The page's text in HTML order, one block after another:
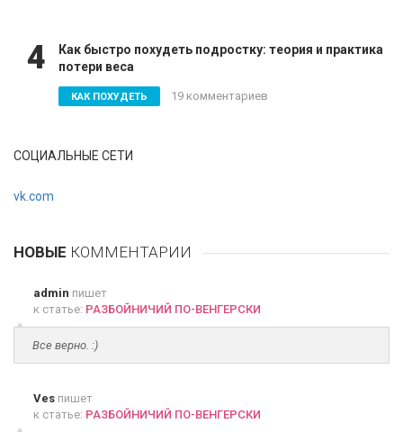
4
Как быстро похудеть подростку: теория и практика
потери веса
КАК ПОХУДЕТЬ 19 комментариев
СОЦИАЛЬНЫЕ СЕТИ
vk.com
НОВЫЕ КОММЕНТАРИИ
admin пишет
к статье: РАЗБОЙНИЧИЙ ПО-ВЕНГЕРСКИ
Все верно. :)
Ves пишет
к статье: РАЗБОЙНИЧИЙ ПО-ВЕНГЕРСКИ